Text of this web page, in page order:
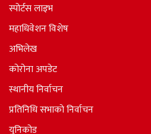
स्पोर्टस लाइभ
महाधिवेशन विशेष
अभिलेख
कोरोना अपडेट
स्थानीय निर्वाचन
प्रतिनिधि सभाकाे निर्वाचन
युनिकोड